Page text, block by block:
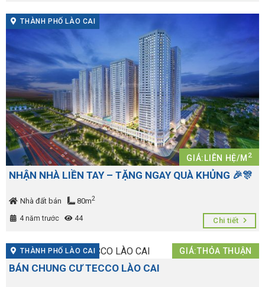
THÀNH PHỐ LÀO CAI
GIÁ:LIÊN HỆ/M 2
NHẬN NHÀ LIỀN TAY – TẶNG NGAY QUÀ KHỦNG 🎉🎊
Nhà đất bán 80m2
4 năm trước 44 Chi tiết
THÀNH PHỐ LÀO CAI GIÁ:THỎA THUẬN
BÁN CHUNG CƯ TECCO LÀO CAI